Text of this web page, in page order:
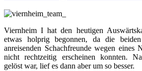
Viernheim I hat den heutigen
etwas holprig begonnen, da die
anreisenden Schachfreunde wegen eines
nicht rechtzeitig erscheinen konnten.
gelöst war, lief es dann aber um so besser.